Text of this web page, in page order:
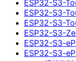
ESP32-S3-
ESP32-S3-
ESP32-S3-
ESP32-S3-
ESP32-S3-
ESP32-S3-